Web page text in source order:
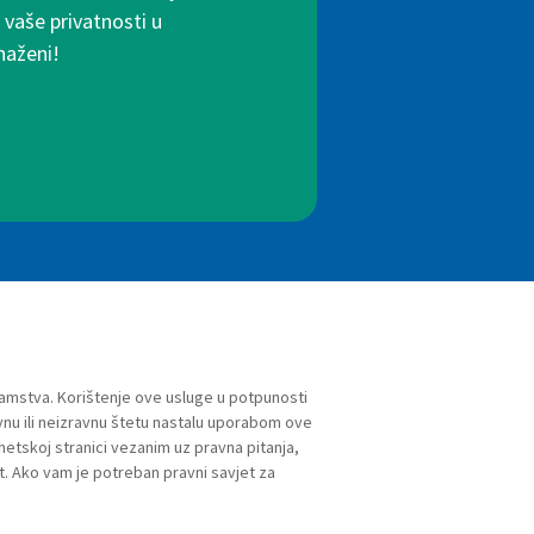
privatnosti u
Korištenje ove usluge u potpunosti
ili neizravnu štetu nastalu uporabom ove
stranici vezanim uz pravna pitanja,
Ako vam je potreban pravni savjet za